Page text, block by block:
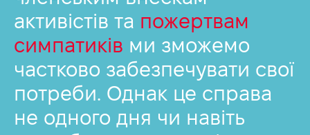
активістів та пожертвам
симпатиків ми зможемо
частково забезпечувати свої
потреби. Однак це справа
не одного дня чи навіть